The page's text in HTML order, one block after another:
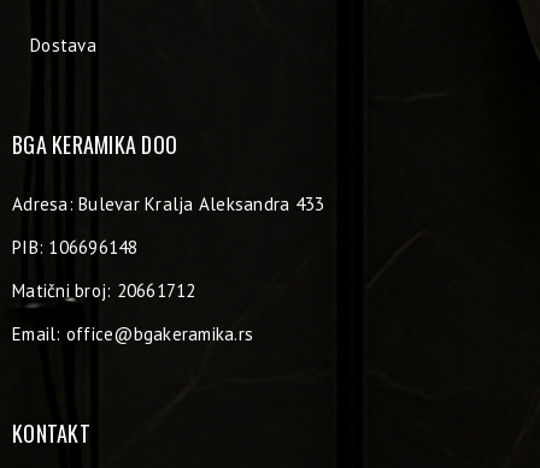
Dostava
BGA KERAMIKA DOO
Adresa: Bulevar Kralja Aleksandra 433
PIB: 106696148
Matični broj: 20661712
Email: office@bgakeramika.rs
KONTAKT